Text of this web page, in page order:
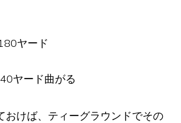
ヤード
ヤード曲がる
おけば、ティーグラウンドでその